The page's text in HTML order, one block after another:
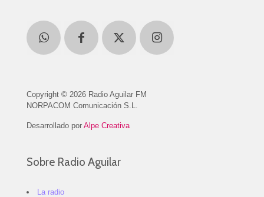
Copyright © 2026 Radio Aguilar FM
NORPACOM Comunicación S.L.
Desarrollado por Alpe Creativa
Sobre Radio Aguilar
La radio